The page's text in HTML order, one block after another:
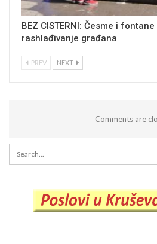
BEZ CISTERNI: Česme i
rashlađivanje građana
PREV NEXT
Comments are